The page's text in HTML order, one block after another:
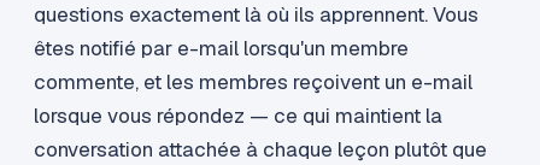
questions exactement là où ils apprennent. Vous
êtes notifié par e-mail lorsqu'un membre
commente, et les membres reçoivent un e-mail
lorsque vous répondez — ce qui maintient la
conversation attachée à chaque leçon plutôt que